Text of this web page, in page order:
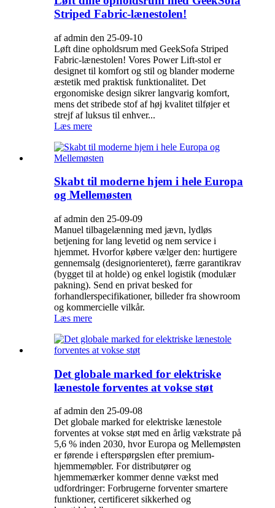
Striped Fabric-lænestolen!
af admin den 25-09-10
Løft dine opholdsrum med GeekSofa Striped
Fabric-lænestolen! Vores Power Lift-stol er
designet til komfort og stil og blander moderne
æstetik med praktisk funktionalitet. Det
ergonomiske design sikrer langvarig komfort,
mens det stribede stof af høj kvalitet tilføjer et
strejf af luksus til enhver...
Læs mere
Skabt til moderne hjem i hele Europa
og Mellemøsten
af admin den 25-09-09
Manuel tilbagelænning med jævn, lydløs
betjening for lang levetid og nem service i
hjemmet. Hvorfor købere vælger den: hurtigere
gennemsalg (designorienteret), færre garantikrav
(bygget til at holde) og enkel logistik (modulær
pakning). Send en privat besked for
forhandlerspecifikationer, billeder fra showroom
og kommercielle vilkår.
Læs mere
Det globale marked for elektriske
lænestole forventes at vokse støt
af admin den 25-09-08
Det globale marked for elektriske lænestole
forventes at vokse støt med en årlig vækstrate på
5,6 % inden 2030, hvor Europa og Mellemøsten
er førende i efterspørgslen efter premium-
hjemmemøbler. For distributører og
hjemmemærker kommer denne vækst med
udfordringer: Forbrugerne forventer smartere
funktioner, certificeret sikkerhed og